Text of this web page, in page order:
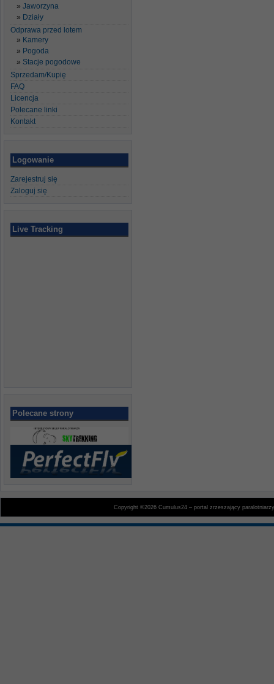
Jaworzyna
Działy
Odprawa przed lotem
Kamery
Pogoda
Stacje pogodowe
Sprzedam/Kupię
FAQ
Licencja
Polecane linki
Kontakt
Logowanie
Zarejestruj się
Zaloguj się
Live Tracking
Polecane strony
Copyright ©2026 Cumulus24 – portal zrzeszający